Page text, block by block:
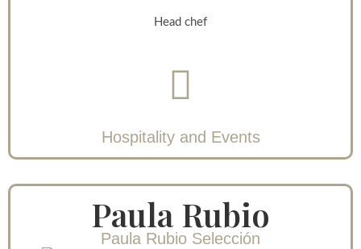
Head chef
Hospitality and Events
Paula Rubio
Paula Rubio Selección